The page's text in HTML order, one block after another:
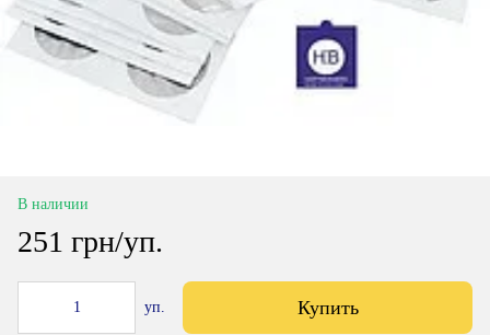
В наличии
251 грн/уп.
уп. Купить